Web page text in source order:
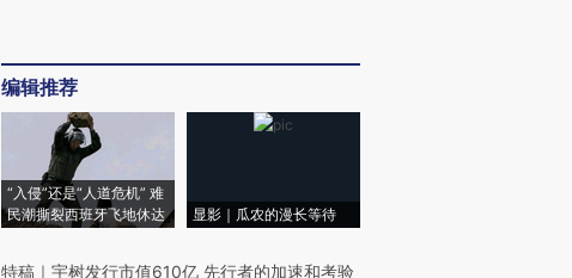
编辑推荐
“入侵”还是“人道危机” 难
民潮撕裂西班牙飞地休达
显影｜瓜农的漫长等待
特稿 ｜ 宇树发行市值610亿 先行者的加速和考验